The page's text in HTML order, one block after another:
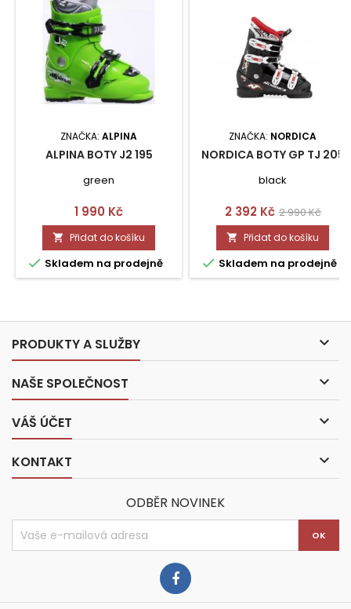
ZNAČKA: ALPINA
ALPINA BOTY J2 195
green
Cena
1 990 Kč
 Přidat do košíku
 Skladem na prodejně
ZNAČKA: NORDICA
NORDICA BOTY GP TJ 205
black
Cena
2 392 Kč Běžná
cena
2 990 Kč
 Přidat do košíku
 Skladem na prodejně
PRODUKTY A SLUŽBY 
NAŠE SPOLEČNOST 
VÁŠ ÚČET 
KONTAKT 
ODBĚR NOVINEK